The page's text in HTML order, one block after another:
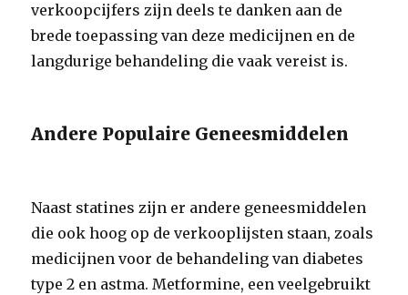
verkoopcijfers zijn deels te danken aan de
brede toepassing van deze medicijnen en de
langdurige behandeling die vaak vereist is.
Andere Populaire Geneesmiddelen
Naast statines zijn er andere geneesmiddelen
die ook hoog op de verkooplijsten staan, zoals
medicijnen voor de behandeling van diabetes
type 2 en astma. Metformine, een veelgebruikt